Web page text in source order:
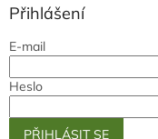
Přihlášení
E-mail
Heslo
PŘIHLÁSIT SE